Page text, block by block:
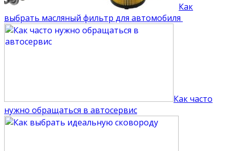
Как
выбрать масляный фильтр для автомобиля
Как часто
нужно обращаться в автосервис